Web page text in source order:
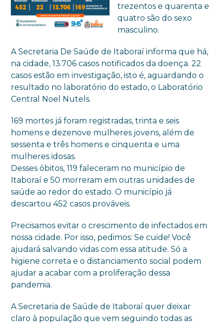
trezentos e quarenta e
quatro são do sexo
masculino.
A Secretaria De Saúde de Itaboraí informa que há,
na cidade, 13.706 casos notificados da doença. 22
casos estão em investigação, isto é, aguardando o
resultado no laboratório do estado, o Laboratório
Central Noel Nutels.
169 mortes já foram registradas, trinta e seis
homens e dezenove mulheres jovens, além de
sessenta e três homens e cinquenta e uma
mulheres idosas.
Desses óbitos, 119 faleceram no município de
Itaboraí e 50 morreram em outras unidades de
saúde ao redor do estado. O município já
descartou 452 casos prováveis.
Precisamos evitar o crescimento de infectados em
nossa cidade. Por isso, pedimos: Se cuide! Você
ajudará salvando vidas com essa atitude. Só a
higiene correta e o distanciamento social podem
ajudar a acabar com a proliferação dessa
pandemia.
A Secretaria de Saúde de Itaboraí quer deixar
claro à população que vem seguindo todas as